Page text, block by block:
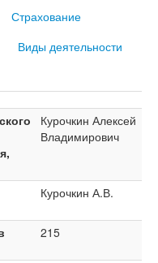
Страхование
Виды деятельности
Курочкин Алексей
Владимирович
Курочкин А.В.
215